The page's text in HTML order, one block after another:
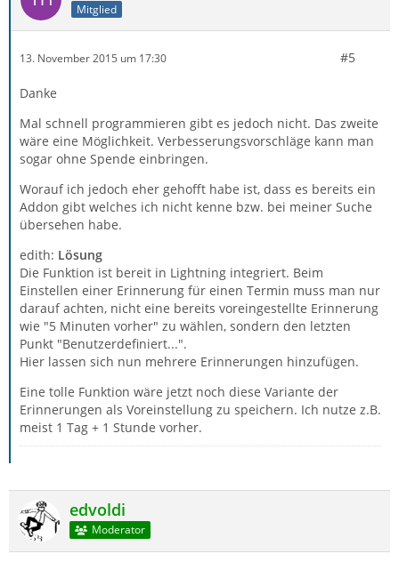
Mitglied
13. November 2015 um 17:30 #5
Danke
Mal schnell programmieren gibt es jedoch nicht. Das zweite
wäre eine Möglichkeit. Verbesserungsvorschläge kann man
sogar ohne Spende einbringen.
Worauf ich jedoch eher gehofft habe ist, dass es bereits ein
Addon gibt welches ich nicht kenne bzw. bei meiner Suche
übersehen habe.
edith: Lösung
Die Funktion ist bereit in Lightning integriert. Beim
Einstellen einer Erinnerung für einen Termin muss man nur
darauf achten, nicht eine bereits voreingestellte Erinnerung
wie "5 Minuten vorher" zu wählen, sondern den letzten
Punkt "Benutzerdefiniert...".
Hier lassen sich nun mehrere Erinnerungen hinzufügen.
Eine tolle Funktion wäre jetzt noch diese Variante der
Erinnerungen als Voreinstellung zu speichern. Ich nutze z.B.
meist 1 Tag + 1 Stunde vorher.
edvoldi
Moderator